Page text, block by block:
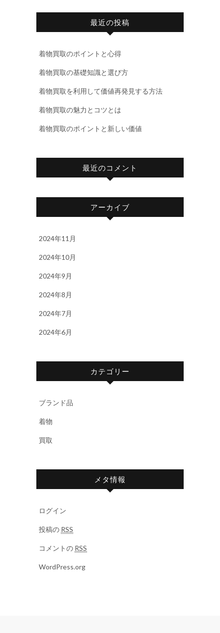
最近の投稿
着物買取のポイントと心得
着物買取の基礎知識と選び方
着物買取を利用して価値再発見する方法
着物買取の魅力とコツとは
着物買取のポイントと新しい価値
最近のコメント
アーカイブ
2024年11月
2024年10月
2024年9月
2024年8月
2024年7月
2024年6月
カテゴリー
ブランド品
着物
買取
メタ情報
ログイン
投稿の RSS
コメントの RSS
WordPress.org